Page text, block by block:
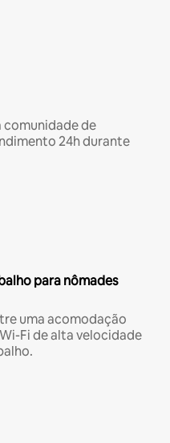
comunidade de
24h durante
para nômades
uma acomodação
Fi de alta velocidade